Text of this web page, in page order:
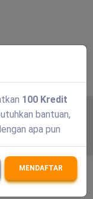
100 Kredit
bantuan,
apa pun
MENDAFTAR